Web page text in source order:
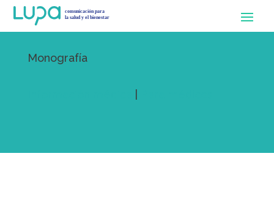
Monografía